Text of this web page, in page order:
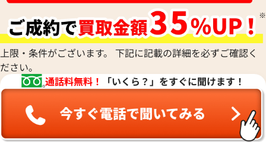
ショパール ハッピーダイヤモンド ネック
レス
参考買取価格
268,000円
2025年5月17日時点
ショパール ハッ
レス
参考買取価格
267,000円
ハ行
マ行
ヤ行
上限・条件がございます。 下記に記載の詳細を必ずご確認く
ださい。
通話料無料！
「いくら？」をすぐに聞けます！